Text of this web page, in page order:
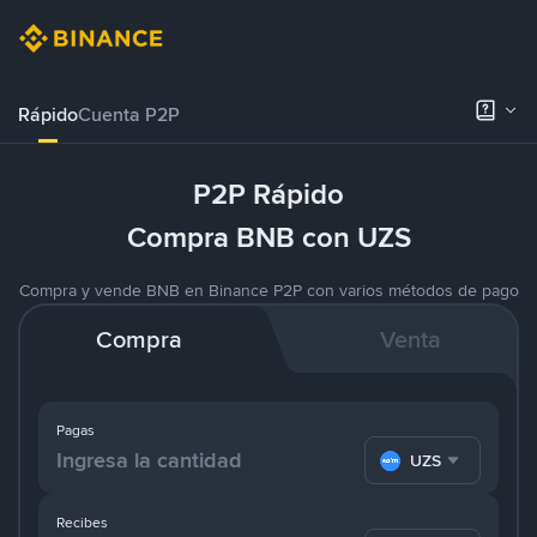
RápidoCuenta P2P
P2P Rápido
Compra BNB con UZS
Compra y vende BNB en Binance P2P con varios métodos de pago
Compra Venta
Pagas
UZS
Recibes